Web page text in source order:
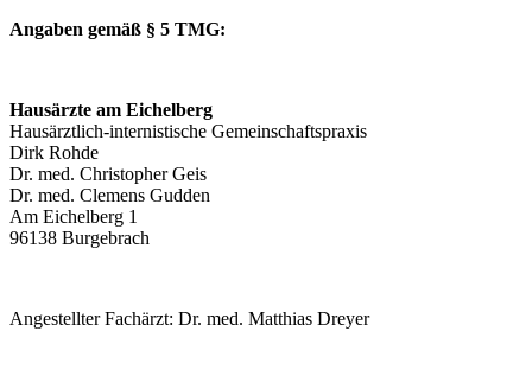
Angaben gemäß § 5 TMG:
Hausärzte am Eichelberg
Hausärztlich-internistische Gemeinschaftspraxis
Dirk Rohde
Dr. med. Christopher Geis
Dr. med. Clemens Gudden
Am Eichelberg 1
96138 Burgebrach
Angestellter Fachärzt: Dr. med. Matthias Dreyer